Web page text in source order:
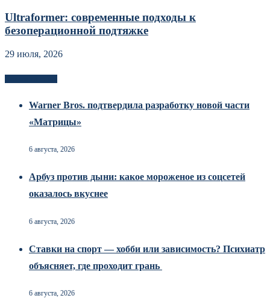
Ultraformer: современные подходы к
безоперационной подтяжке
29 июля, 2026
Warner Bros. подтвердила разработку новой части
«Матрицы»
6 августа, 2026
Арбуз против дыни: какое мороженое из соцсетей
оказалось вкуснее
6 августа, 2026
Ставки на спорт — хобби или зависимость? Психиатр
объясняет, где проходит грань
6 августа, 2026